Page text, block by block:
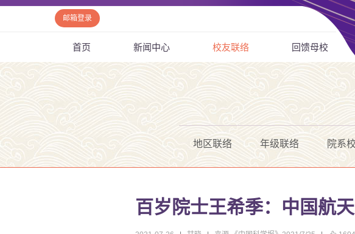
邮箱登录
首页 新闻中心 校友联络 回馈母校
地区联络 年级联络 院系
百岁院士王希季：中国航